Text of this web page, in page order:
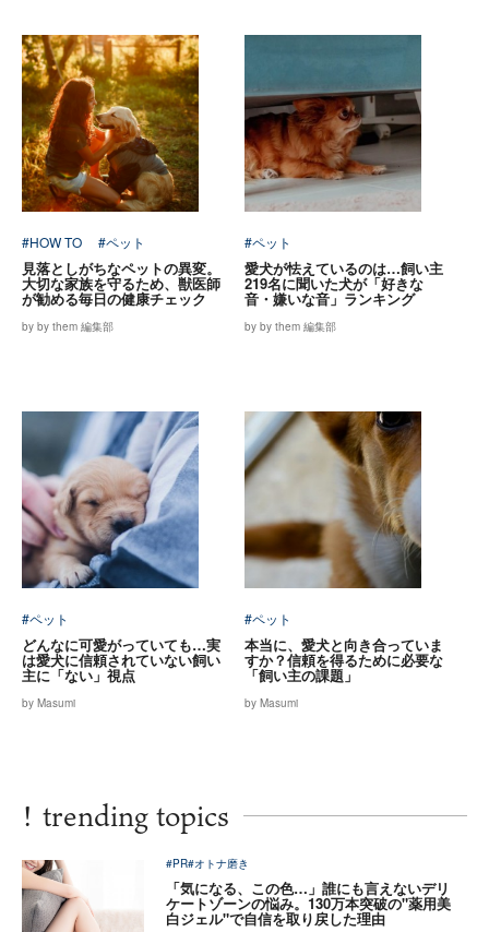
#HOW TO #ペット
見落としがちなペットの異変。
大切な家族を守るため、獣医師
が勧める毎日の健康チェック
by by them 編集部
#ペット
愛犬が怯えているのは…飼い主
219名に聞いた犬が「好きな
音・嫌いな音」ランキング
by by them 編集部
#ペット
どんなに可愛がっていても…実
は愛犬に信頼されていない飼い
主に「ない」視点
by Masumi
#ペット
本当に、愛犬と向き合っていま
すか？信頼を得るために必要な
「飼い主の課題」
by Masumi
! trending topics
#PR#オトナ磨き
「気になる、この色…」誰にも言えないデリ
ケートゾーンの悩み。130万本突破の"薬用美
白ジェル"で自信を取り戻した理由